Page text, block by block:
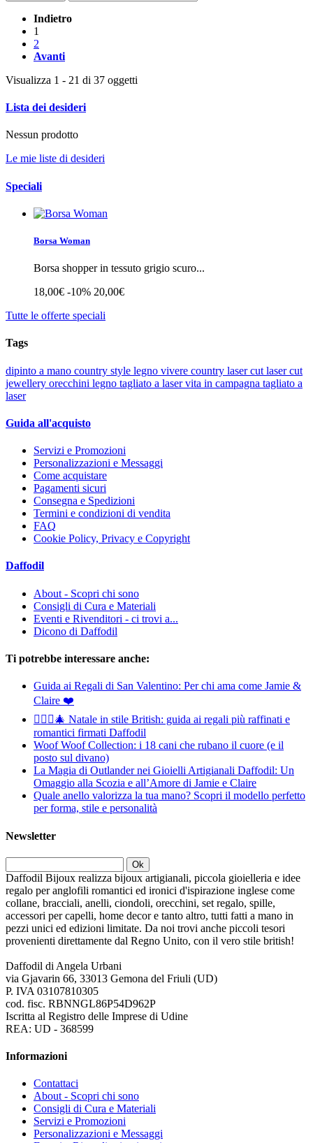
Indietro
1
2
Avanti
Visualizza 1 - 21 di 37 oggetti
Lista dei desideri
Nessun prodotto
Le mie liste di desideri
Speciali
Borsa Woman
Borsa shopper in tessuto grigio scuro...
18,00€ -10% 20,00€
Tutte le offerte speciali
Tags
dipinto a mano country style legno vivere country laser cut laser cut
jewellery orecchini legno tagliato a laservita in campagna tagliato a
laser
Guida all'acquisto
Servizi e Promozioni
Personalizzazioni e Messaggi
Come acquistare
Pagamenti sicuri
Consegna e Spedizioni
Termini e condizioni di vendita
FAQ
Cookie Policy, Privacy e Copyright
Daffodil
About - Scopri chi sono
Consigli di Cura e Materiali
Eventi e Rivenditori - ci trovi a...
Dicono di Daffodil
Ti potrebbe interessare anche:
Guida ai Regali di San Valentino: Per chi ama come Jamie &
Claire ❤️
💂‍♀️✨🎄 Natale in stile British: guida ai regali più raffinati e
romantici firmati Daffodil
Woof Woof Collection: i 18 cani che rubano il cuore (e il
posto sul divano)
La Magia di Outlander nei Gioielli Artigianali Daffodil: Un
Omaggio alla Scozia e all’Amore di Jamie e Claire
Quale anello valorizza la tua mano? Scopri il modello perfetto
per forma, stile e personalità
Newsletter
Ok
Daffodil Bijoux realizza bijoux artigianali, piccola gioielleria e idee
regalo per anglofili romantici ed ironici d'ispirazione inglese come
collane, bracciali, anelli, ciondoli, orecchini, set regalo, spille,
accessori per capelli, home decor e tanto altro, tutti fatti a mano in
pezzi unici ed edizioni limitate. Da noi trovi anche piccoli tesori
provenienti direttamente dal Regno Unito, con il vero stile british!
Daffodil di Angela Urbani
via Gjavarin 66, 33013 Gemona del Friuli (UD)
P. IVA 03107810305
cod. fisc. RBNNGL86P54D962P
Iscritta al Registro delle Imprese di Udine
REA: UD - 368599
Informazioni
Contattaci
About - Scopri chi sono
Consigli di Cura e Materiali
Servizi e Promozioni
Personalizzazioni e Messaggi